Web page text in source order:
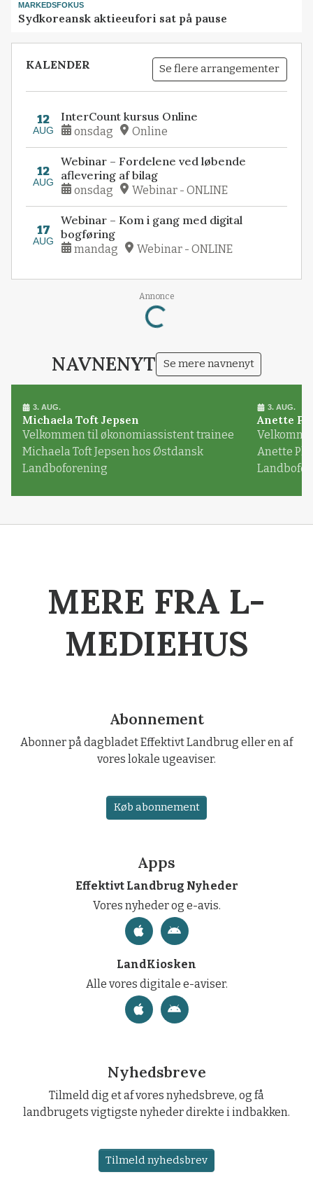
MARKEDSFOKUS
Sydkoreansk aktieeufori sat på pause
KALENDER Se flere arrangementer
12
AUG
InterCount kursus Online
onsdag Online
12
AUG
Webinar – Fordelene ved løbende
aflevering af bilag
onsdag Webinar - ONLINE
17
AUG
Webinar – Kom i gang med digital
bogføring
mandag Webinar - ONLINE
Annonce
Loading...
NAVNENYT Se mere navnenyt
3. AUG.
Michaela Toft Jepsen
Velkommen til økonomiassistent trainee
Michaela Toft Jepsen hos Østdansk
Landboforening
3. AUG.
Anette
Anette
MERE FRA L-
MEDIEHUS
Abonnement
Abonner på dagbladet Effektivt Landbrug eller en af
vores lokale ugeaviser.
Køb abonnement
Apps
Effektivt Landbrug Nyheder
Vores nyheder og e-avis.
LandKiosken
Alle vores digitale e-aviser.
Nyhedsbreve
Tilmeld dig et af vores nyhedsbreve, og få
landbrugets vigtigste nyheder direkte i indbakken.
Tilmeld nyhedsbrev